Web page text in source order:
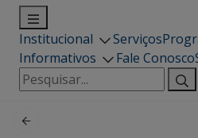
Institucional Serviços
Informativos
Fale Conosco
Pesquisar
por: